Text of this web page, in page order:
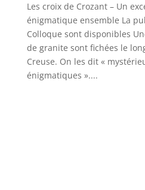
Les croix de Crozant – Un
énigmatique ensemble La
Colloque sont disponibles
de granite sont fichées le
Creuse. On les dit «
énigmatiques »....